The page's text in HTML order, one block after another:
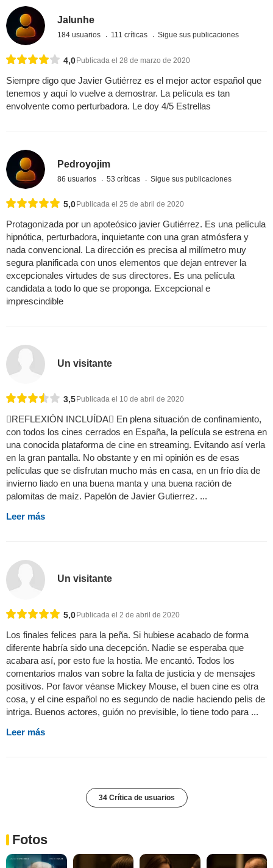
Jalunhe
184 usuarios 111 críticas Sigue sus publicaciones
4,0 Publicada el 28 de marzo de 2020
Siempre digo que Javier Gutiérrez es el mejor actor español que
tenemos y aquí lo vuelve a demostrar. La película es tan
envolvente como perturbadora. Le doy 4/5 Estrellas
Pedroyojim
86 usuarios 53 críticas Sigue sus publicaciones
5,0 Publicada el 25 de abril de 2020
Protagonizada por un apoteósico javier Gutiérrez. Es una película
hipnótica, perturbadora, inquietante con una gran atmósfera y
nada convencional. La dirección es precisa al milímetro muy
segura planificada con unos elementos que dejan entrever la
excepcionales virtudes de sus directores. Es una película
candidata a todo lo que se proponga. Excepcional e
imprescindible
Un visitante
3,5 Publicada el 10 de abril de 2020
REFLEXIÓN INCLUÍDA En plena situación de confinamiento,
con todos los cines cerrados en España, la película se estrena en
una conocida plataforma de cine en streaming. Evitando así verla
en la gran pantalla. No obstante y en mi opinión es de esas
películas que se disfrutan mucho más en casa, en un frío día de
invierno liado en una buena manta y una buena ración de
palomitas de maíz. Papelón de Javier Gutierrez. ...
Leer más
Un visitante
5,0Publicada el 2 de abril de 2020
Los finales felices para la peña. Si hubiese acabado de forma
diferente habría sido una decepción. Nadie se esperaba que
acabara así, por esto fue la hostia. Me encantó. Todos los
comentarios malos van sobre la falta de justicia y de mensajes
positivos. Por favor véanse Mickey Mouse, el buen cine es otra
cosa, y el cine español no es segundo de nadie haciendo pelis de
intriga. Buenos actores, guión no previsible, lo tiene todo para ...
Leer más
34 Crítica de usuarios
Fotos